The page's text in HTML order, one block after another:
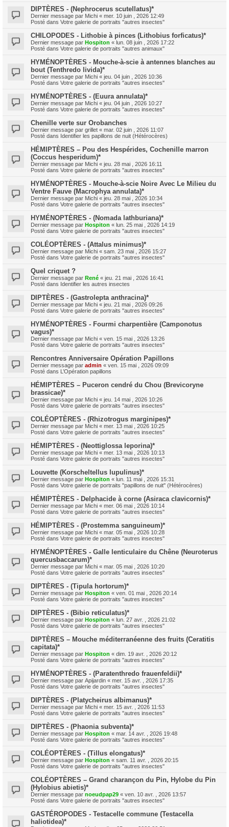
DIPTÈRES - (Nephrocerus scutellatus)*
Dernier message par Michi « mer. 10 juin , 2026 12:49
Posté dans Votre galerie de portraits "autres insectes"
CHILOPODES - Lithobie à pinces (Lithobius forficatus)*
Dernier message par Hospiton « lun. 08 juin , 2026 17:22
Posté dans Votre galerie de portraits "autres animaux"
HYMÉNOPTÈRES - Mouche-à-scie à antennes blanches au
bout (Tenthredo livida)*
Dernier message par Michi « jeu. 04 juin , 2026 10:36
Posté dans Votre galerie de portraits "autres insectes"
HYMÉNOPTÈRES - (Euura annulata)*
Dernier message par Michi « jeu. 04 juin , 2026 10:27
Posté dans Votre galerie de portraits "autres insectes"
Chenille verte sur Orobanches
Dernier message par grillet « mar. 02 juin , 2026 11:07
Posté dans Identifier les papillons de nuit (Hétérocères)
HÉMIPTÈRES – Pou des Hespérides, Cochenille marron
(Coccus hesperidum)*
Dernier message par Michi « jeu. 28 mai , 2026 16:11
Posté dans Votre galerie de portraits "autres insectes"
HYMÉNOPTÈRES - Mouche-à-scie Noire Avec Le Milieu du
Ventre Fauve (Macrophya annulata)*
Dernier message par Michi « jeu. 28 mai , 2026 10:34
Posté dans Votre galerie de portraits "autres insectes"
HYMÉNOPTÈRES - (Nomada lathburiana)*
Dernier message par Hospiton « lun. 25 mai , 2026 14:19
Posté dans Votre galerie de portraits "autres insectes"
COLÉOPTÈRES - (Attalus minimus)*
Dernier message par Michi « sam. 23 mai , 2026 15:27
Posté dans Votre galerie de portraits "autres insectes"
Quel criquet ?
Dernier message par René « jeu. 21 mai , 2026 16:41
Posté dans Identifier les autres insectes
DIPTÈRES - (Gastrolepta anthracina)*
Dernier message par Michi « jeu. 21 mai , 2026 09:26
Posté dans Votre galerie de portraits "autres insectes"
HYMÉNOPTÈRES - Fourmi charpentière (Camponotus
vagus)*
Dernier message par Michi « ven. 15 mai , 2026 13:26
Posté dans Votre galerie de portraits "autres insectes"
Rencontres Anniversaire Opération Papillons
Dernier message par admin « ven. 15 mai , 2026 09:09
Posté dans L’Opération papillons
HÉMIPTÈRES – Puceron cendré du Chou (Brevicoryne
brassicae)*
Dernier message par Michi « jeu. 14 mai , 2026 10:26
Posté dans Votre galerie de portraits "autres insectes"
COLÉOPTÈRES - (Rhizotrogus marginipes)*
Dernier message par Michi « mer. 13 mai , 2026 10:25
Posté dans Votre galerie de portraits "autres insectes"
HÉMIPTÈRES - (Neottiglossa leporina)*
Dernier message par Michi « mer. 13 mai , 2026 10:13
Posté dans Votre galerie de portraits "autres insectes"
Louvette (Korscheltellus lupulinus)*
Dernier message par Hospiton « lun. 11 mai , 2026 15:31
Posté dans Votre galerie de portraits "papillons de nuit" (Hétérocères)
HÉMIPTÈRES - Delphacide à corne (Asiraca clavicornis)*
Dernier message par Michi « mer. 06 mai , 2026 10:14
Posté dans Votre galerie de portraits "autres insectes"
HÉMIPTÈRES - (Prostemma sanguineum)*
Dernier message par Michi « mar. 05 mai , 2026 10:28
Posté dans Votre galerie de portraits "autres insectes"
HYMÉNOPTÈRES - Galle lenticulaire du Chêne (Neuroterus
quercusbaccarum)*
Dernier message par Michi « mar. 05 mai , 2026 10:20
Posté dans Votre galerie de portraits "autres insectes"
DIPTÈRES - (Tipula hortorum)*
Dernier message par Hospiton « ven. 01 mai , 2026 20:14
Posté dans Votre galerie de portraits "autres insectes"
DIPTÈRES - (Bibio reticulatus)*
Dernier message par Hospiton « lun. 27 avr. , 2026 21:02
Posté dans Votre galerie de portraits "autres insectes"
DIPTÈRES – Mouche méditerranéenne des fruits (Ceratitis
capitata)*
Dernier message par Hospiton « dim. 19 avr. , 2026 20:12
Posté dans Votre galerie de portraits "autres insectes"
HYMÉNOPTÈRES - (Paratenthredo frauenfeldii)*
Dernier message par Apijardin « mer. 15 avr. , 2026 17:35
Posté dans Votre galerie de portraits "autres insectes"
DIPTÈRES - (Platycheirus albimanus)*
Dernier message par Michi « mer. 15 avr. , 2026 11:53
Posté dans Votre galerie de portraits "autres insectes"
DIPTÈRES - (Phaonia subventa)*
Dernier message par Hospiton « mar. 14 avr. , 2026 19:48
Posté dans Votre galerie de portraits "autres insectes"
COLÉOPTÈRES - (Tillus elongatus)*
Dernier message par Hospiton « sam. 11 avr. , 2026 20:15
Posté dans Votre galerie de portraits "autres insectes"
COLÉOPTÈRES – Grand charançon du Pin, Hylobe du Pin
(Hylobius abietis)*
Dernier message par noeudpap29 « ven. 10 avr. , 2026 13:57
Posté dans Votre galerie de portraits "autres insectes"
GASTÉROPODES - Testacelle commune (Testacella
haliotidea)*